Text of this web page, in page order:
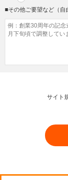
■その他ご要望など（自
サイト